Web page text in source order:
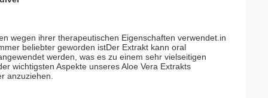
wegen ihrer therapeutischen Eigenschaften verwendet.in
beliebter geworden istDer Extrakt kann oral
werden, was es zu einem sehr vielseitigen
wichtigsten Aspekte unseres Aloe Vera Extrakts
anzuziehen.